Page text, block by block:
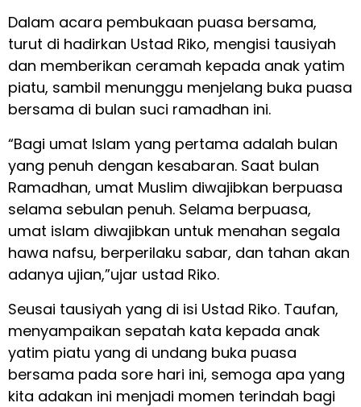
Dalam acara pembukaan puasa bersama,
turut di hadirkan Ustad Riko, mengisi tausiyah
dan memberikan ceramah kepada anak yatim
piatu, sambil menunggu menjelang buka puasa
bersama di bulan suci ramadhan ini.
“Bagi umat Islam yang pertama adalah bulan
yang penuh dengan kesabaran. Saat bulan
Ramadhan, umat Muslim diwajibkan berpuasa
selama sebulan penuh. Selama berpuasa,
umat islam diwajibkan untuk menahan segala
hawa nafsu, berperilaku sabar, dan tahan akan
adanya ujian,”ujar ustad Riko.
Seusai tausiyah yang di isi Ustad Riko. Taufan,
menyampaikan sepatah kata kepada anak
yatim piatu yang di undang buka puasa
bersama pada sore hari ini, semoga apa yang
kita adakan ini menjadi momen terindah bagi